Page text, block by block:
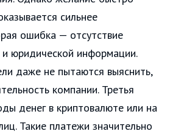
сильнее
ошибка — отсутствие
и юридической информации.
даже не пытаются выяснить,
компании. Третья
денег в криптовалюте или на
Такие платежи значительно